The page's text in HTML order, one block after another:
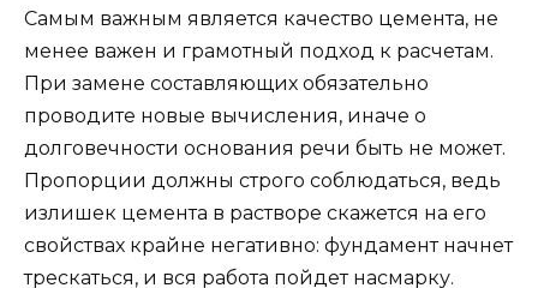
Самым важным является качество цемента, не
менее важен и грамотный подход к расчетам.
При замене составляющих обязательно
проводите новые вычисления, иначе о
долговечности основания речи быть не может.
Пропорции должны строго соблюдаться, ведь
излишек цемента в растворе скажется на его
свойствах крайне негативно: фундамент начнет
трескаться, и вся работа пойдет насмарку.